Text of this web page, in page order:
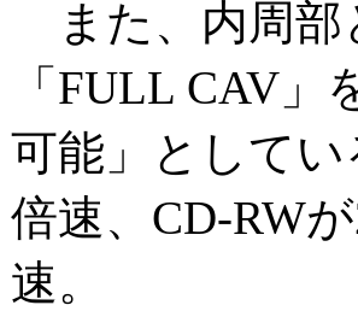
また、内周部
「FULL CAV
可能」としてい
倍速、CD-RW
速。